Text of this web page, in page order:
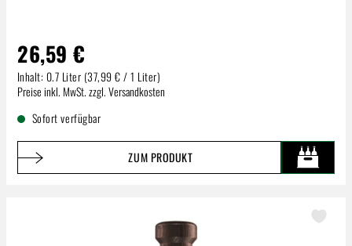
26,59 €
Inhalt: 0.7 Liter (37,99 € / 1 Liter)
Regulärer Preis:
Preise inkl. MwSt. zzgl. Versandkosten
Sofort verfügbar
ZUM PRODUKT